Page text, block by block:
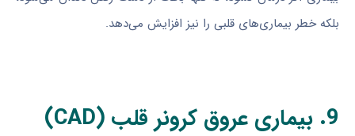
بلکه خطر بیماری‌های قلبی را نیز افزایش می‌دهد.
9. بیماری عروق کرونر قلب (CAD)